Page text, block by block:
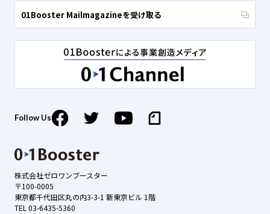
株式会社ゼロワンブースター
〒100-0005
東京都千代田区丸の内3-3-1 新東京ビル 1階
TEL 03-6435-5360
01Booster Mailmagazineを受け取る
Follow Us